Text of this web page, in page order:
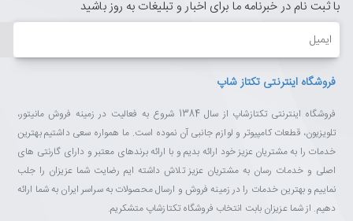
تصویر با شفافیتی بیش از پیش. تلویزیون اولترا اچ دی سامسونگ
وضوحی چهار برابر وضوح فول اچ دی را همراه با رنگهایی دقیق و واقعی
ارائه می‌دهد. از تصویری لذت ببرید که برای داشتن شفافیت و جزئیاتی
بیش از آنچه تاکنون دیده‌اید بهینه‌سازی شده است.
حال می‌توانید به آسانی از محتوای تلویزیون هوشمند خود و ویژگی‌های آن
نهایت لذت را ببرید
با آن دفترچه راهنماهای خسته‌کننده خداحافظی کنید و با تلویزیون
هوشمندی آسان‌تر و ساده‌تر آشنا شوید که شما را مستقیماً به اعماق محتوا
با ثبت نام در خبرنامه ما برای اخبار و تبلیغات به روز باشید
ایمیل
فروشگاه اینترنتی تکتاز شاپ
فروشگاه اینترنتی تکتازشاپ از سال 1384 شروع به فعالیت در زمینه فروش مانیتور،
تلویزیون، قطعات کامپیوتر و لوازم جانبی آن نموده است. ما همواره سعی داشتیم بهترین
خدمات را به مشتریان عزیز خود ارائه بدیم و با ارائه برندهای معتبر و دارای گارنتی های
اصلی و خدمات رسان به مشتریان عزیز تلاش داشته ایم رضایت شما عزیزان را جلب
نماییم و بهترین خدمات را در زمینه فروش و ارسال محصولات به سراسر ایران به شما ارائه
دهیم. از شما عزیزان بابت انتخاب فروشگاه تکتازشاپ متشکریم.